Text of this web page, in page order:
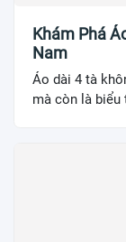
Khám Phá
Nam
Áo dài 4 tà
mà còn là biểu